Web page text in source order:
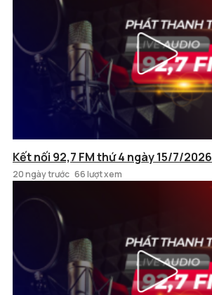
Kết nối 92,7 FM thứ 4 ngày 15/7/2026
20 ngày trước 66 lượt xem